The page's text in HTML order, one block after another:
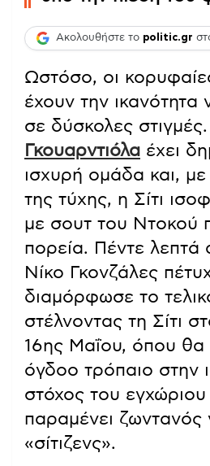
Ακολουθήστε το politic.gr
Ωστόσο, οι
έχουν την ικανότητα
σε δύσκολες
Γκουαρντιόλα έχει
ισχυρή ομάδα και,
της τύχης, η Σίτι
με σουτ του Ντοκού
πορεία. Πέντε λεπτά
Νίκο Γκονζάλες
διαμόρφωσε το
στέλνοντας τη Σίτι
16ης Μαΐου, όπου θα
όγδοο τρόπαιο στην
στόχος του
παραμένει ζωντανός
«σίτιζενς».